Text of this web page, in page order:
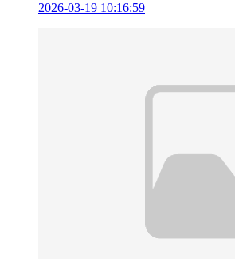
2026-03-19 10:16:59